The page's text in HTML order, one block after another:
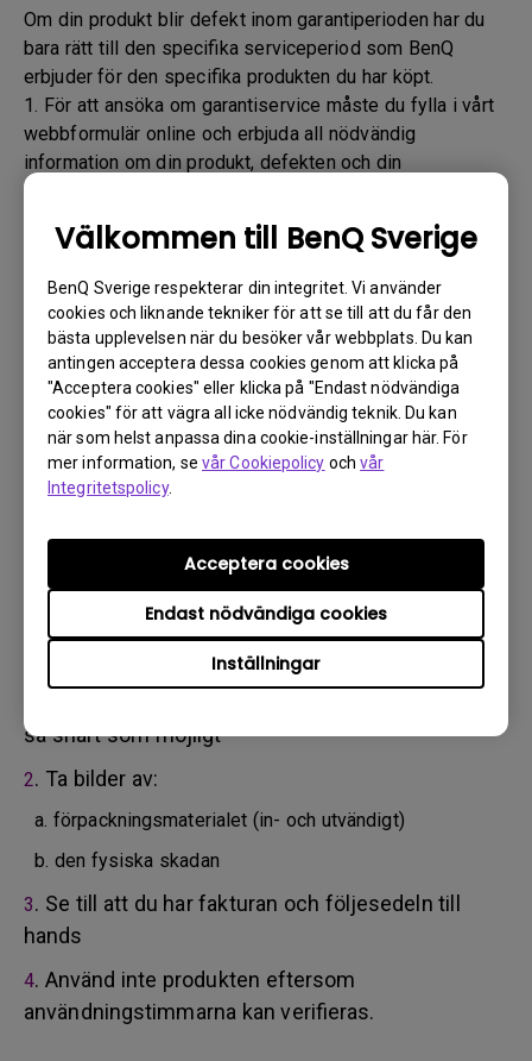
Välkommen till BenQ Sverige
BenQ Sverige respekterar din integritet. Vi använder
cookies och liknande tekniker för att se till att du får den
bästa upplevelsen när du besöker vår webbplats. Du kan
antingen acceptera dessa cookies genom att klicka på
"Acceptera cookies" eller klicka på "Endast nödvändiga
cookies" för att vägra all icke nödvändig teknik. Du kan
när som helst anpassa dina cookie-inställningar här. För
mer information, se vår Cookiepolicy ochvår
Integritetspolicy.
Inställningar
Endast nödvändiga cookies
Acceptera cookies
Om din produkt blir defekt inom garantiperioden har du
bara rätt till den specifika serviceperiod som BenQ
erbjuder för den specifika produkten du har köpt.
1. För att ansöka om garantiservice måste du fylla i vårt
webbformulär online och erbjuda all nödvändig
information om din produkt, defekten och din
kontaktinformation. Detta kan göras
www.benq.eu
eller BenQ-webbplatsen som är
specifik för ditt land.
2. Du kommer sedan att kontaktas av det tekniska
supportteamet för BenQ ("BenQ-teamet") via e-post.
BenQ-teamet provar felsökningssteg för att hjälpa dig
eller för att bekräfta defekten.
3. Så snart defekten har bekräftats av ombudet som
hanterar ditt ärende kommer ett RMA-nummer att
utfärdas för din produkt.
4. Du måste returnera produkten till BenQ om inte annat
anges av BenQ till en BenQ auktoriserad
tjänsteleverantör. Om din produkt har levererats med
fysisk skada ber vi dig att ha följande information klar i
förväg.
Detta hjälper oss att förstå om skadorna har tillkommit
under transporten eller innan.
så snart som möjligt
2. Ta bilder av:
a. förpackningsmaterialet (in- och utvändigt)
b. den fysiska skadan
3. Se till att du har fakturan och följesedeln till
hands
4. Använd inte produkten eftersom
användningstimmarna kan verifieras.